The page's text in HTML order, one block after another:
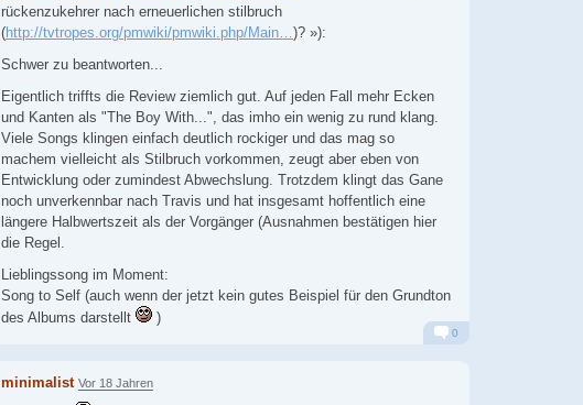
rückenzukehrer nach erneuerlichen stilbruch
(http://tvtropes.org/pmwiki/pmwiki.php/Main… )? »):
Schwer zu beantworten...
Eigentlich triffts die Review ziemlich gut. Auf jeden Fall mehr Ecken
und Kanten als "The Boy With...", das imho ein wenig zu rund klang.
Viele Songs klingen einfach deutlich rockiger und das mag so
machem vielleicht als Stilbruch vorkommen, zeugt aber eben von
Entwicklung oder zumindest Abwechslung. Trotzdem klingt das Gane
noch unverkennbar nach Travis und hat insgesamt hoffentlich eine
längere Halbwertszeit als der Vorgänger (Ausnahmen bestätigen hier
die Regel.
Lieblingssong im Moment:
Song to Self (auch wenn der jetzt kein gutes Beispiel für den Grundton
des Albums darstellt
)
0
minimalist Vor 18 Jahren